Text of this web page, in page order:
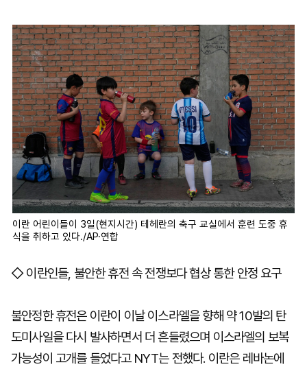
이란 어린이들이 3일(현지시간) 테헤란의 축구 교실에서 훈련 도중 휴
식을 취하고 있다./AP·연합
◇ 이란인들, 불안한 휴전 속 전쟁보다 협상 통한 안정 요구
불안정한 휴전은 이란이 이날 이스라엘을 향해 약 10발의 탄
도미사일을 다시 발사하면서 더 흔들렸으며 이스라엘의 보복
가능성이 고개를 들었다고 NYT는 전했다. 이란은 레바논에